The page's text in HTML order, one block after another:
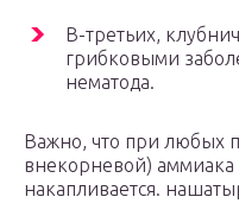
В-третьих,
грибковыми
нематода.
Важно, что при любых
внекорневой) аммиака
накапливается.